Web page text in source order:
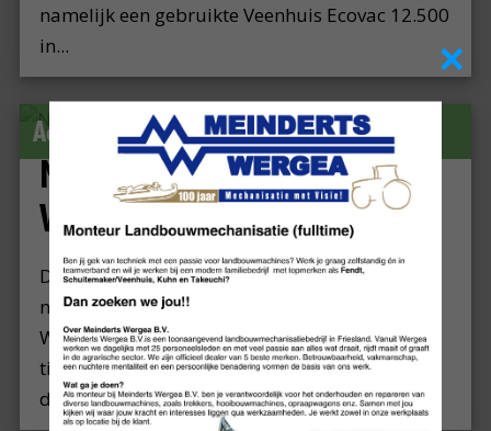
×
namelijk een gebruikte Veenhuis Ecovac 12.500
in...
Actueel
NIEUWBOUW MEINDERTS
WERGEA B.V.
De eerste contouren worden zichtbaar van de
nieuwbouw van onze locatie aan de
Wartensterdyk! In totaal wordt er de komende
tijd gewerkt aan een uitbreiding van 2000 m2
die in de ee...